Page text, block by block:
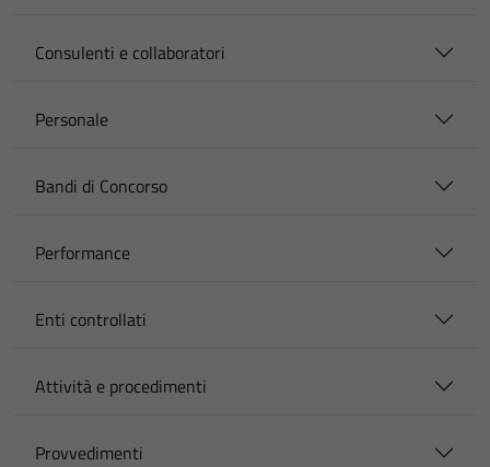
Consulenti e collaboratori
Personale
Bandi di Concorso
Performance
Enti controllati
Attività e procedimenti
Provvedimenti